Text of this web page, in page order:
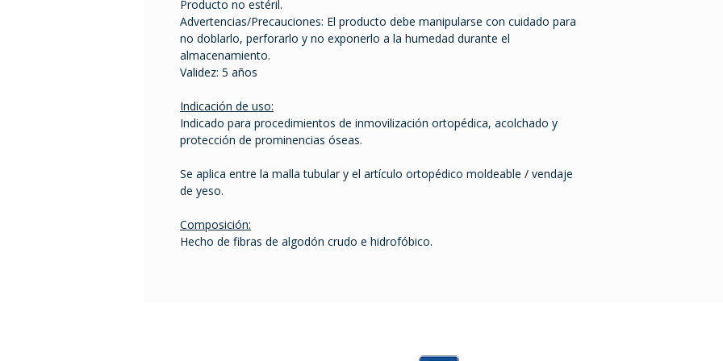
Producto no estéril.
Advertencias/Precauciones: El producto debe manipularse con cuidado para
no doblarlo, perforarlo y no exponerlo a la humedad durante el
almacenamiento.
Validez: 5 años
Indicación de uso:
Indicado para procedimientos de inmovilización ortopédica, acolchado y
protección de prominencias óseas.
Se aplica entre la malla tubular y el artículo ortopédico moldeable / vendaje
de yeso.
Composición:
Hecho de fibras de algodón crudo e hidrofóbico.